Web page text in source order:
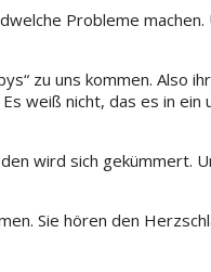
Probleme
zu uns kommen. Also
weiß nicht, das es in
wird sich gekümmert.
Sie hören den